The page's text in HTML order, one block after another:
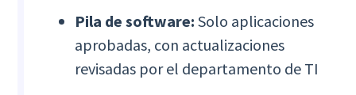
Pila de software: Solo aplicaciones
aprobadas, con actualizaciones
revisadas por el departamento de TI